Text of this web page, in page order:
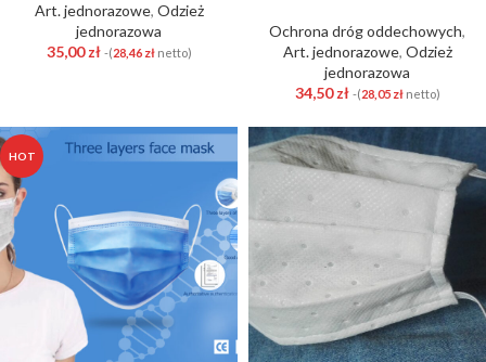
Art. jednorazowe, Odzież
jednorazowa
35,00zł -(28,46 złnetto)
Ochrona dróg oddechowych,
Art. jednorazowe, Odzież
jednorazowa
34,50zł -(28,05 złnetto)
HOT